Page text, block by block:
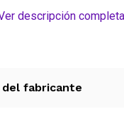
una excelente
recargable de
descripción completa
fabricante